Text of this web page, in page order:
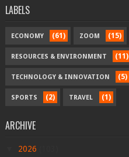
LABELS
ECONOMY (61) ZOOM (15)
RESOURCES & ENVIRONMENT (11)
TECHNOLOGY & INNOVATION (5)
SPORTS (2) TRAVEL (1)
ARCHIVE
2026